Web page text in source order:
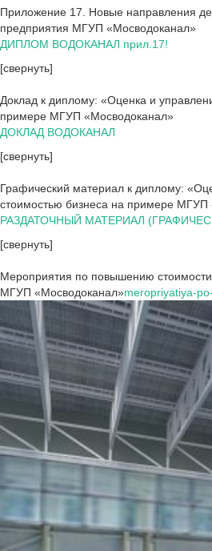
Приложение 17. Новые направления
предприятия МГУП «Мосводоканал»
ДИПЛОМ ВОДОКАНАЛ прил.17!
[свернуть]
Доклад к диплому: «Оценка и
примере МГУП «Мосводоканал»
ДОКЛАД ВОДОКАНАЛ
[свернуть]
Графический материал к диплому:
стоимостью бизнеса на примере МГУП
РАЗДАТОЧНЫЙ МАТЕРИАЛ
[свернуть]
Мероприятия по повышению
МГУП «Мосводоканал»meropriyatiya-